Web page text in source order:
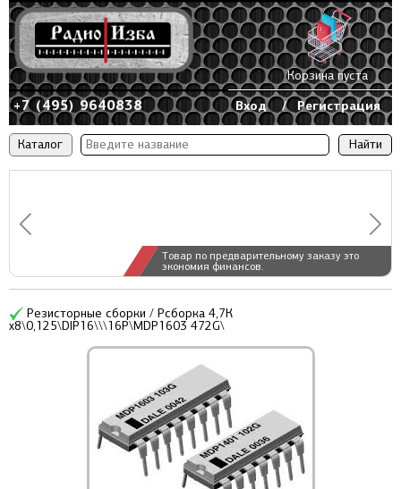
Каталог
Товар по предварительному заказу это
экономия финансов.
+7 (495) 9640838 Вход / Регистрация
Корзина пуста
Резисторные сборки / Рсборка 4,7К
x8\0,125\DIP16\\\16P\MDP1603 472G\